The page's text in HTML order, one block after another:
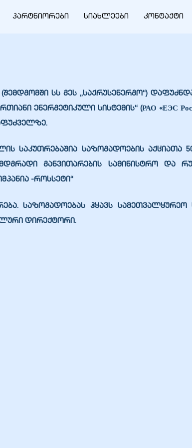
პარტნიორები სიახლეები კონტაქტი
სს გეს „საქრუსენერგო“)
ენერგეტიკული სისტემის“ (РАО «ЕЭС
საკუთრებაშია საზოგადოების აქციათა
განვითარების სამინისტრო და
-როსსეტი“
საზოგადოებას ჰყავს სამეთვალყურეო
დირექტორი.